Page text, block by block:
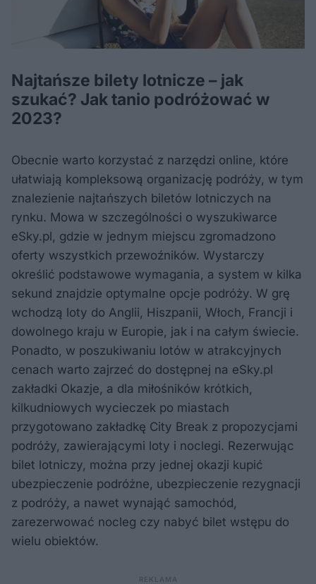
Najtańsze bilety lotnicze – jak
szukać? Jak tanio podróżować w
2023?
Obecnie warto korzystać z narzędzi online, które
ułatwiają kompleksową organizację podróży, w tym
znalezienie najtańszych biletów lotniczych na
rynku. Mowa w szczególności o wyszukiwarce
eSky.pl, gdzie w jednym miejscu zgromadzono
oferty wszystkich przewoźników. Wystarczy
określić podstawowe wymagania, a system w kilka
sekund znajdzie optymalne opcje podróży. W grę
wchodzą loty do Anglii, Hiszpanii, Włoch, Francji i
dowolnego kraju w Europie, jak i na całym świecie.
Ponadto, w poszukiwaniu lotów w atrakcyjnych
cenach warto zajrzeć do dostępnej na eSky.pl
zakładki Okazje, a dla miłośników krótkich,
kilkudniowych wycieczek po miastach
przygotowano zakładkę City Break z propozycjami
podróży, zawierającymi loty i noclegi. Rezerwując
bilet lotniczy, można przy jednej okazji kupić
ubezpieczenie podróżne, ubezpieczenie rezygnacji
z podróży, a nawet wynająć samochód,
zarezerwować nocleg czy nabyć bilet wstępu do
wielu obiektów.